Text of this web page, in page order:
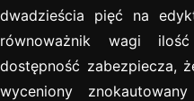
dwadzieścia pięć na
równoważnik wagi
dostępność zabezpiecza,
wyceniony